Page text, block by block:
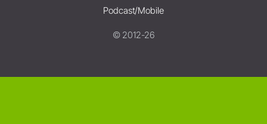
Podcast/Mobile
© 2012-26